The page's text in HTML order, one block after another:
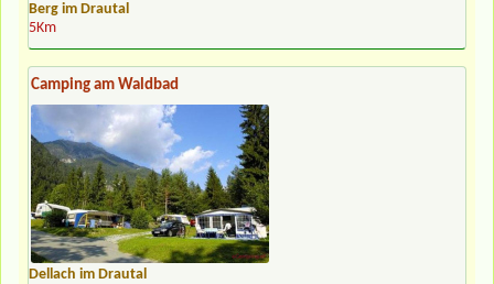
Berg im Drautal
5Km
Camping am Waldbad
Dellach im Drautal